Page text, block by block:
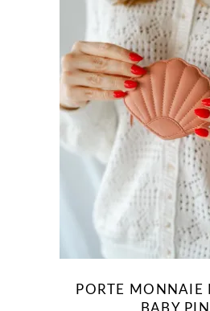
PORTE MONNAIE
BABY